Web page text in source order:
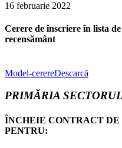
16 februarie 2022
Cerere de înscriere în lista
recensământ
Model-cerereDescarcă
PRIMĂRIA
ÎNCHEIE CONTRACT
PENTRU: